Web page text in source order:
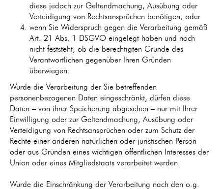
diese jedoch zur Geltendmachung, Ausübung oder
Verteidigung von Rechtsansprüchen benötigen, oder
wenn Sie Widerspruch gegen die Verarbeitung gemäß
Art. 21 Abs. 1 DSGVO eingelegt haben und noch
nicht feststeht, ob die berechtigten Gründe des
Verantwortlichen gegenüber Ihren Gründen
überwiegen.
Wurde die Verarbeitung der Sie betreffenden
personenbezogenen Daten eingeschränkt, dürfen diese
Daten – von ihrer Speicherung abgesehen – nur mit Ihrer
Einwilligung oder zur Geltendmachung, Ausübung oder
Verteidigung von Rechtsansprüchen oder zum Schutz der
Rechte einer anderen natürlichen oder juristischen Person
oder aus Gründen eines wichtigen öffentlichen Interesses der
Union oder eines Mitgliedstaats verarbeitet werden.
Wurde die Einschränkung der Verarbeitung nach den o.g.